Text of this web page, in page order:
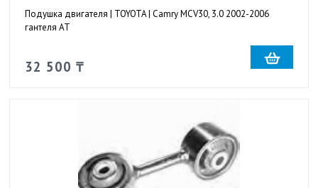
Подушка двигателя | TOYOTA | Camry MCV30, 3.0 2002-2006
гантеля AT
32 500 ₸